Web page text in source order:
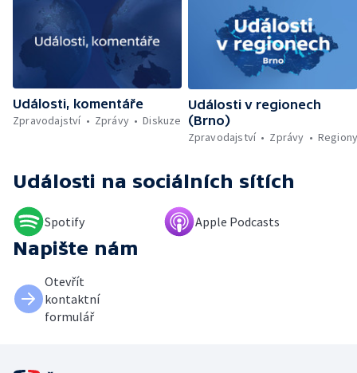
Práce v zemědělství během vysokých
teplot — Tvůrčí přestávka Ariany Grande —
Přemnožení krokodýlů na Borneu — Český
hlas ve vesmíru
Události, komentáře
Zpravodajství
Zprávy Diskuze
Události v regionech
(Brno)
Zpravodajství
Zprávy
Události na sociálních sítích
Spotify Apple Podcasts
Napište nám
Otevřít
kontaktní
formulář